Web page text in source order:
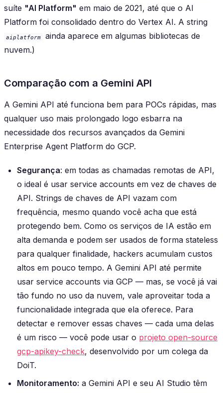
suíte "AI Platform" em maio de 2021, até que o AI
Platform foi consolidado dentro do Vertex AI. A string
aiplatform
ainda aparece em algumas bibliotecas de
nuvem.)
Comparação com a Gemini API
A Gemini API até funciona bem para POCs rápidas, mas
qualquer uso mais prolongado logo esbarra na
necessidade dos recursos avançados da Gemini
Enterprise Agent Platform do GCP.
Segurança: em todas as chamadas remotas de API,
o ideal é usar service accounts em vez de chaves de
API. Strings de chaves de API vazam com
frequência, mesmo quando você acha que está
protegendo bem. Como os serviços de IA estão em
alta demanda e podem ser usados de forma stateless
para qualquer finalidade, hackers acumulam custos
altos em pouco tempo. A Gemini API até permite
usar service accounts via GCP — mas, se você já vai
tão fundo no uso da nuvem, vale aproveitar toda a
funcionalidade integrada que ela oferece. Para
detectar e remover essas chaves — cada uma delas
é um risco — você pode usar o projeto open-source
gcp-apikey-check, desenvolvido por um colega da
DoiT.
Monitoramento: a Gemini API e seu AI Studio têm